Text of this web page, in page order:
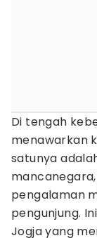
Di tengah
menawarkan
satunya
pengalaman
pengunjung.
Jogja yang